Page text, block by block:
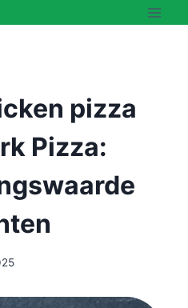
pizza
Pizza: